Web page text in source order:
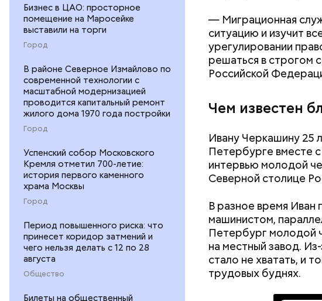
Бизнес в ЦАО: просторное
помещение на Маросейке
выставили на торги
Город
В районе Северное Измайлово по
современной технологии с
масштабной модернизацией
проводится капитальный ремонт
жилого дома 1970 года постройки
Город
Успенский собор Московского
Кремля отметил 700-летие:
история первого каменного
храма Москвы
Город
Период повышенного риска: что
принесет коридор затмений и
чего нельзя делать с 12 по 28
августа
Общество
Билеты на общественный
— Миграционная
ситуацию и изучит
урегулировании
решаться в строгом
Российской
Чем известен
Ивану Черкашину 25
Петербурге вместе
интервью молодой
Северной столице
В разное время Иван
машинистом,
Петербург молодой
на местный завод.
стало не хватать, и
трудовых буднях.
Блогеру грозило до